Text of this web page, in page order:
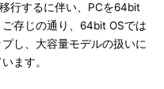
行するに伴い、PCを64bit
存じの通り、64bit OSでは
し、大容量モデルの扱いに
ます。